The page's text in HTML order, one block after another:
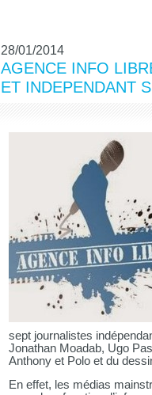
28/01/2014
AGENCE INFO
ET INDEPENDANT
sept journalistes
Jonathan Moadab, Ugo
Anthony et Polo et du
En effet, les médias